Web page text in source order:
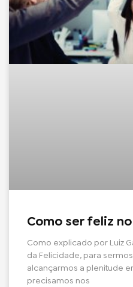
Como ser feliz
Como explicado por Luiz
da Felicidade, para
alcançarmos a plenitude
precisamos nos